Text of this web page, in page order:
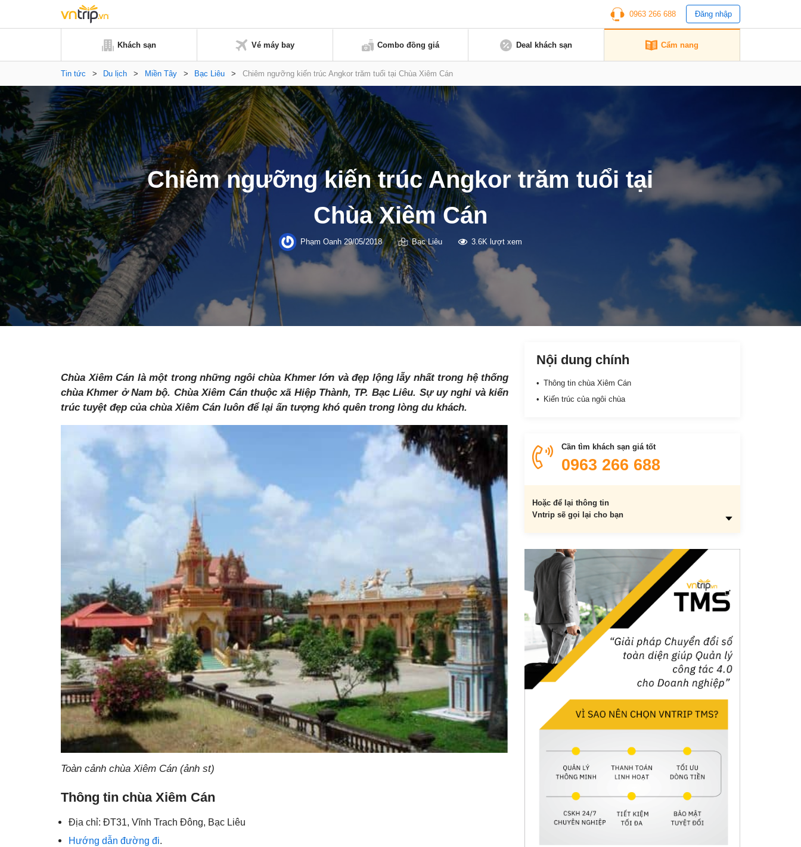
0963 266 688 Đăng nhập
Khách sạn Vé máy bay Combo đồng giá Deal khách sạn Cẩm nang
Tin tức > Du lịch > Miền Tây > Bạc Liêu > Chiêm ngưỡng kiến trúc Angkor trăm tuổi tại Chùa Xiêm Cán
Chiêm ngưỡng kiến trúc Angkor trăm tuổi tại
Chùa Xiêm Cán
Phạm Oanh 29/05/2018 Bạc Liêu 3.6K lượt xem
Chùa Xiêm Cán là một trong những ngôi chùa Khmer lớn và đẹp lộng lẫy nhất trong hệ thống
chùa Khmer ở Nam bộ. Chùa Xiêm Cán thuộc xã Hiệp Thành, TP. Bạc Liêu. Sự uy nghi và kiến
trúc tuyệt đẹp của chùa Xiêm Cán luôn để lại ấn tượng khó quên trong lòng du khách.
Toàn cảnh chùa Xiêm Cán (ảnh st)
Thông tin chùa Xiêm Cán
Địa chỉ: ĐT31, Vĩnh Trach Đông, Bạc Liêu
Hướng dẫn đường đi.
Nội dung chính
Thông tin chùa Xiêm Cán
Kiến trúc của ngôi chùa
Cần tìm khách sạn giá tốt
0963 266 688
Hoặc để lại thông tin
Vntrip sẽ gọi lại cho bạn